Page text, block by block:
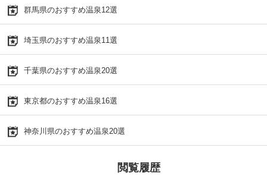
群馬県のおすすめ温泉12選
埼玉県のおすすめ温泉11選
千葉県のおすすめ温泉20選
東京都のおすすめ温泉16選
神奈川県のおすすめ温泉20選
閲覧履歴